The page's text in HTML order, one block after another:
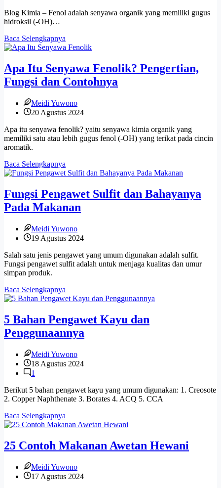
Blog Kimia – Fenol adalah senyawa organik yang memiliki gugus
hidroksil (-OH)…
Baca Selengkapnya
Kimia
Apa Itu Senyawa Fenolik? Pengertian,
Fungsi dan Contohnya
Meidi Yuwono
20 Agustus 2024
Apa itu senyawa fenolik? yaitu senyawa kimia organik yang
memiliki satu atau lebih gugus fenol (-OH) yang terikat pada cincin
aromatik.
Baca Selengkapnya
Itu
Fenolik?
Pengertian,
Fungsi
Contohnya
Fungsi Pengawet Sulfit dan Bahayanya
Pada Makanan
Meidi Yuwono
19 Agustus 2024
Salah satu jenis pengawet yang umum digunakan adalah sulfit.
Fungsi pengawet sulfit adalah untuk menjaga kualitas dan umur
simpan produk.
Baca Selengkapnya
Pengawet
dan
Bahayanya
Pada
5 Bahan Pengawet Kayu dan
Penggunaannya
Meidi Yuwono
18 Agustus 2024
1
Berikut 5 bahan pengawet kayu yang umum digunakan: 1. Creosote
2. Copper Naphthenate 3. Borates 4. ACQ 5. CCA
Baca Selengkapnya
Bahan
Kayu
dan
25 Contoh Makanan Awetan Hewani
Meidi Yuwono
17 Agustus 2024